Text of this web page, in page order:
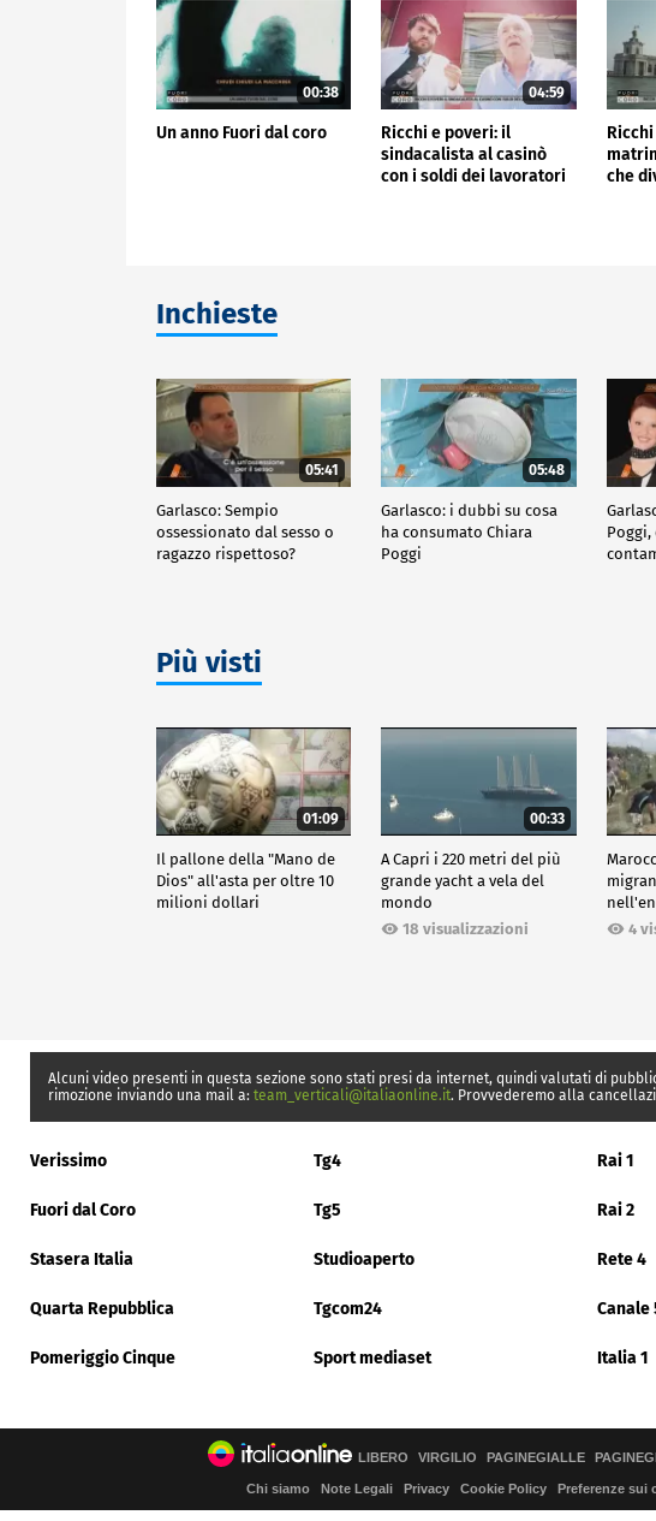
00:38
Un anno Fuori dal coro
04:59
Ricchi e poveri: il
sindacalista al casinò
con i soldi dei lavoratori
che
Inchieste
05:41
Garlasco: Sempio
ossessionato dal sesso o
ragazzo rispettoso?
05:48
Garlasco: i dubbi su cosa
ha consumato Chiara
Poggi
Poggi,
Più visti
01:09
Il pallone della "Mano de
Dios" all'asta per oltre 10
milioni dollari
00:33
A Capri i 220 metri del più
grande yacht a vela del
mondo
18 visualizzazioni
Ceuta
4
Alcuni video presenti in questa sezione sono stati presi da internet, quindi valutati di
rimozione inviando una mail a: team_verticali@italiaonline.it. Provvederemo alla
Verissimo Tg4 Rai 1
Fuori dal Coro Tg5 Rai 2
Stasera Italia Studioaperto Rete 4
Quarta Repubblica Tgcom24 Canale
Pomeriggio Cinque Sport mediaset Italia 1
LIBERO VIRGILIO PAGINEGIALLE
Chi siamo Note Legali Privacy Cookie Policy Preferenze sui